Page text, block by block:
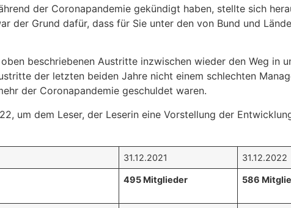
der Coronapandemie gekündigt haben, stellte sich
der Grund dafür, dass für Sie unter den von Bund und
beschriebenen Austritte inzwischen wieder den Weg in
der letzten beiden Jahre nicht einem schlechten
der Coronapandemie geschuldet waren.
um dem Leser, der Leserin eine Vorstellung der
31.12.2021 31.12.2022
495 Mitglieder 586